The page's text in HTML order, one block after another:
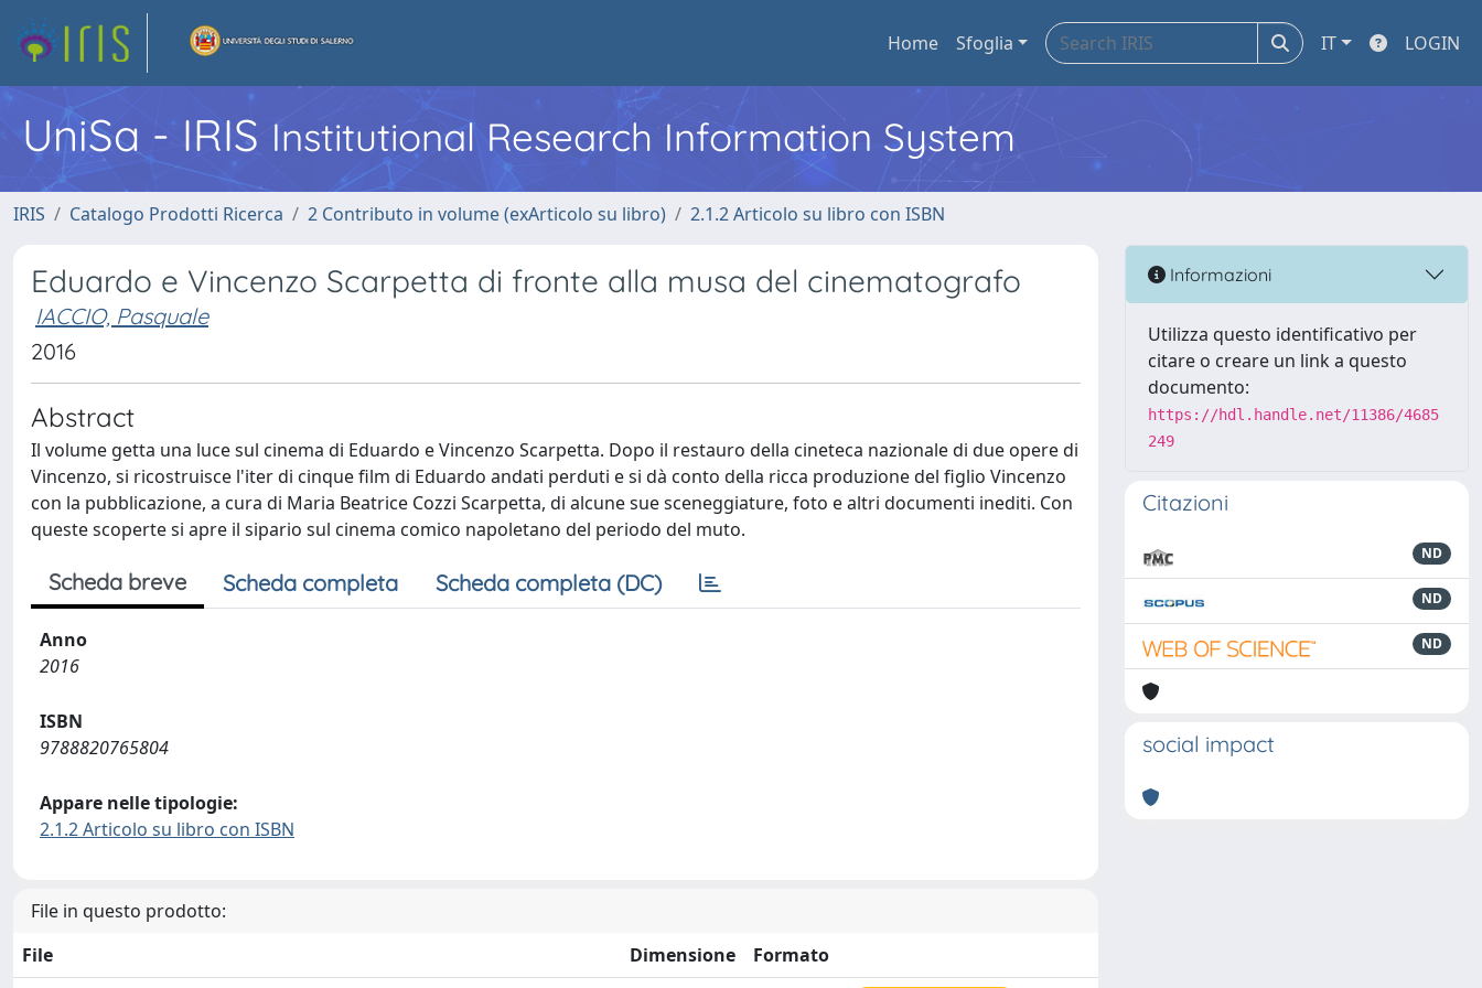
Home Sfoglia IT LOGIN
UniSa - IRIS Institutional Research Information System
IRIS Catalogo Prodotti Ricerca 2 Contributo in volume (exArticolo su libro) 2.1.2 Articolo su libro con ISBN
Eduardo e Vincenzo Scarpetta di fronte alla musa del cinematografo
IACCIO, Pasquale
2016
Abstract
Il volume getta una luce sul cinema di Eduardo e Vincenzo Scarpetta. Dopo il restauro della cineteca nazionale di due opere di
Vincenzo, si ricostruisce l'iter di cinque film di Eduardo andati perduti e si dà conto della ricca produzione del figlio Vincenzo
con la pubblicazione, a cura di Maria Beatrice Cozzi Scarpetta, di alcune sue sceneggiature, foto e altri documenti inediti. Con
queste scoperte si apre il sipario sul cinema comico napoletano del periodo del muto.
Scheda breve Scheda completa Scheda completa (DC)
Anno
2016
ISBN
9788820765804
Appare nelle tipologie:
2.1.2 Articolo su libro con ISBN
File in questo prodotto:
File
Dimensione Formato
Informazioni
Utilizza questo identificativo per
citare o creare un link a questo
documento:
https://hdl.handle.net/11386/4685
249
Citazioni
ND
ND
ND
social impact